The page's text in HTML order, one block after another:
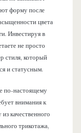
форму после
цвета
Инвестируя в
не просто
стиля, который
и статусным.
по-настоящему
внимания к
качественного
трикотажа,